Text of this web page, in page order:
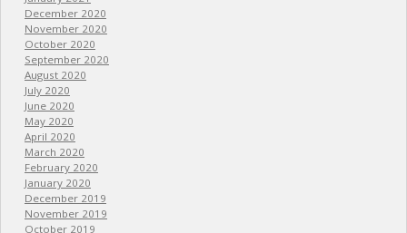
December 2020
November 2020
October 2020
September 2020
August 2020
July 2020
June 2020
May 2020
April 2020
March 2020
February 2020
January 2020
December 2019
November 2019
October 2019